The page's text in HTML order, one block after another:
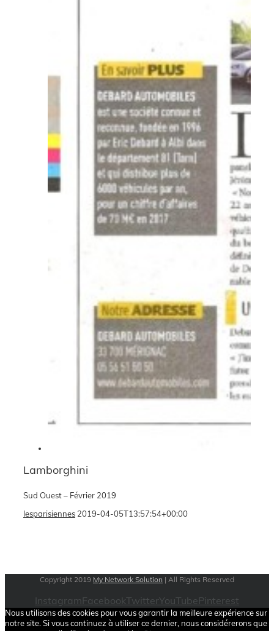
Lamborghini
Sud Ouest – Février 2019
lesparisiennes 2019-04-05T13:57:54+00:00
Copyright 2019 My Network Solution | All Rights Reserved
InstagramFacebookTwitterYouTubePinterest
Nous utilisons des cookies pour vous garantir la meilleure expérience sur
notre site. Si vous continuez à utiliser ce dernier, nous considérerons que